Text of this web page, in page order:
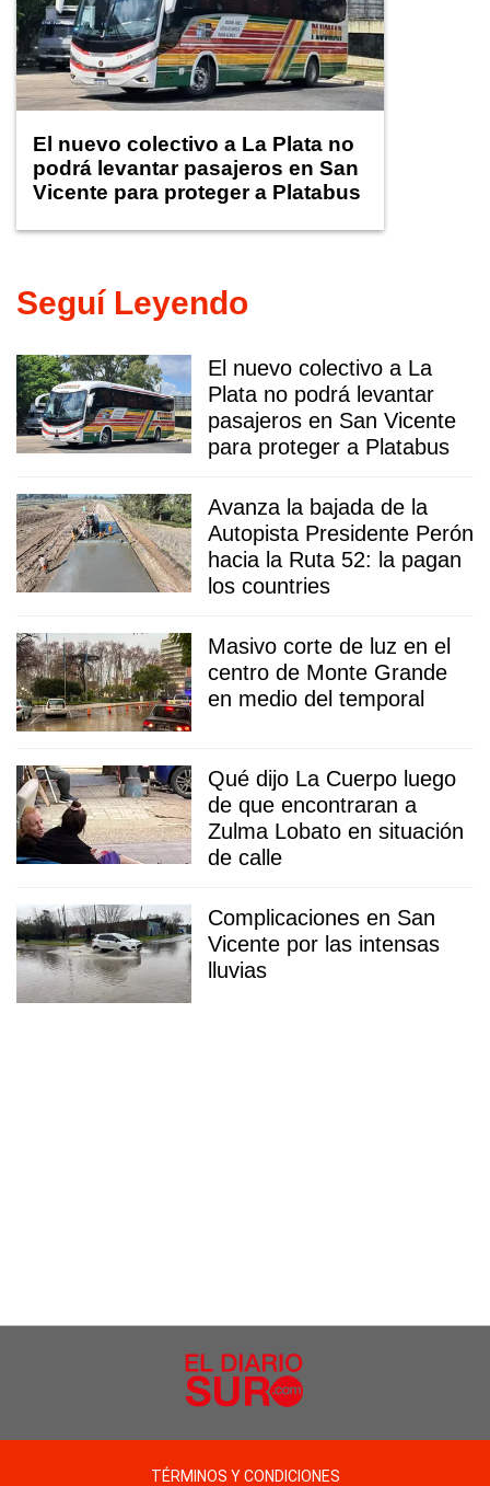
El nuevo colectivo a La Plata no
podrá levantar pasajeros en San
Vicente para proteger a Platabus
Seguí Leyendo
El nuevo colectivo a La
Plata no podrá levantar
pasajeros en San Vicente
para proteger a Platabus
Avanza la bajada de la
Autopista Presidente Perón
hacia la Ruta 52: la pagan
los countries
Masivo corte de luz en el
centro de Monte Grande
en medio del temporal
Qué dijo La Cuerpo luego
de que encontraran a
Zulma Lobato en situación
de calle
Complicaciones en San
Vicente por las intensas
lluvias
TÉRMINOS Y CONDICIONES